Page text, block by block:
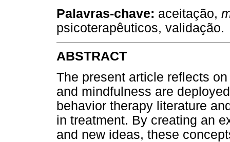
Palavras-chave: aceitação,
psicoterapêuticos, validação.
ABSTRACT
The present article reflects
and mindfulness are
behavior therapy literature
in treatment. By creating an
and new ideas, these